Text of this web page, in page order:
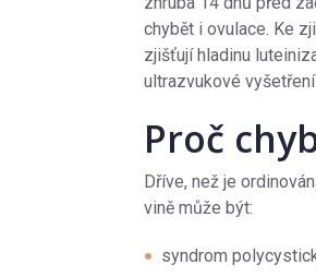
chybět i ovulace. Ke
zjišťují hladinu
ultrazvukové
Proč
Dříve, než je
vině může být:
syndrom